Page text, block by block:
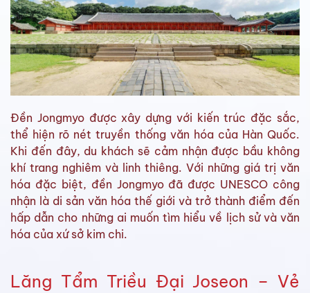
Đền Jongmyo được xây dựng với kiến trúc đặc sắc,
thể hiện rõ nét truyền thống văn hóa của Hàn Quốc.
Khi đến đây, du khách sẽ cảm nhận được bầu không
khí trang nghiêm và linh thiêng. Với những giá trị văn
hóa đặc biệt, đền Jongmyo đã được UNESCO công
nhận là di sản văn hóa thế giới và trở thành điểm đến
hấp dẫn cho những ai muốn tìm hiểu về lịch sử và văn
hóa của xứ sở kim chi.
Lăng Tẩm Triều Đại Joseon – Vẻ